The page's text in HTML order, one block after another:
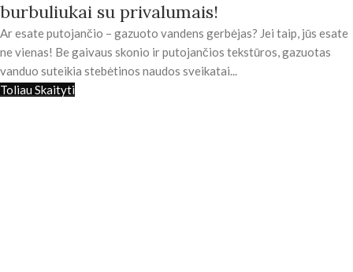
burbuliukai su privalumais!
Ar esate putojančio – gazuoto vandens gerbėjas? Jei taip, jūs esate
ne vienas! Be gaivaus skonio ir putojančios tekstūros, gazuotas
vanduo suteikia stebėtinos naudos sveikatai...
Toliau Skaityti